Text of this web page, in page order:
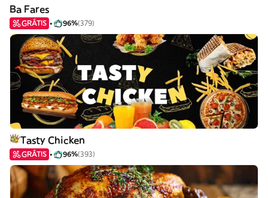
Ba Fares
GRÁTIS 96%(379)
Tasty Chicken
GRÁTIS 96%(393)